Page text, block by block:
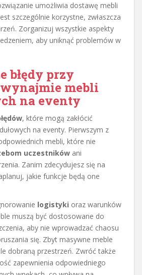
umożliwia dostawę mebli
szczególnie korzystne, zwłaszcza
Zorganizuj wszystkie aspekty
aby uniknąć problemów w
błędy przy
mebli
na eventy
, które mogą zakłócić
na eventy. Pierwszym z
mebli, które nie
uczestników ani
Zanim zdecydujesz się na
jakie funkcje będą one
logistyki oraz warunków
muszą być dostosowane do
aby nie wprowadzać chaosu
się. Zbyt masywne meble
dobraną przestrzeń. Zwróć także
zapewnienia odpowiedniego